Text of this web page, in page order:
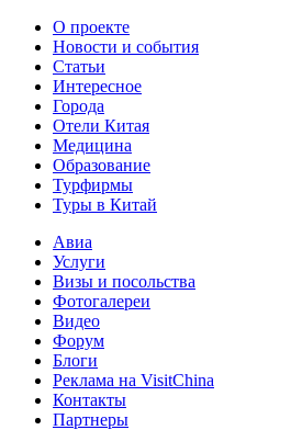
О проекте
Новости и события
Статьи
Интересное
Города
Отели Китая
Медицина
Образование
Турфирмы
Туры в Китай
Авиа
Услуги
Визы и посольства
Фотогалереи
Видео
Форум
Блоги
Реклама на VisitChina
Контакты
Партнеры